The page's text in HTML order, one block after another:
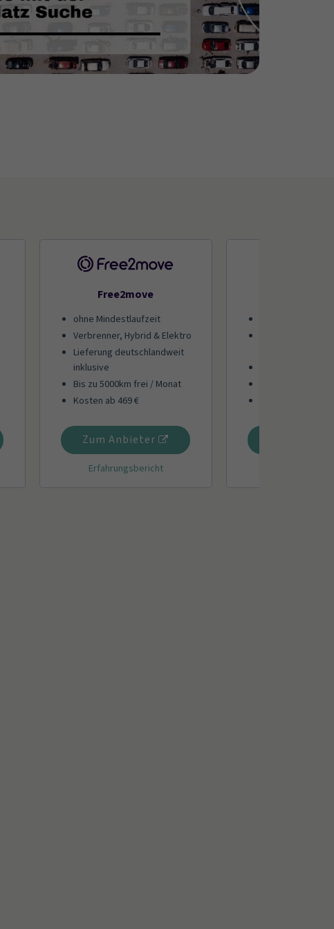
Free2move
ohne Mindestlaufzeit
Verbrenner, Hybrid & Elektro
Lieferung deutschlandweit
inklusive
Bis zu 5000km frei / Monat
Kosten ab 469 €
Zum Anbieter
Erfahrungsbericht